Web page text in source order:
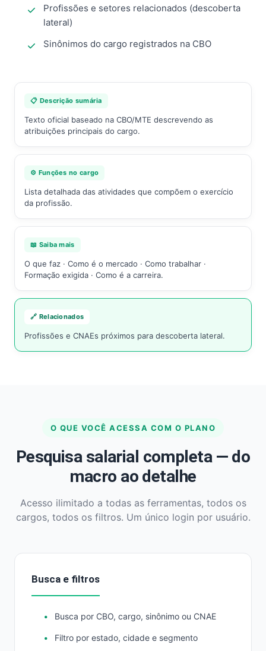
Profissões e setores relacionados (descoberta
lateral)
Sinônimos do cargo registrados na CBO
📋 Descrição sumária
Texto oficial baseado na CBO/MTE descrevendo as
atribuições principais do cargo.
⚙️ Funções no cargo
Lista detalhada das atividades que compõem o exercício
da profissão.
📖 Saiba mais
O que faz · Como é o mercado · Como trabalhar ·
Formação exigida · Como é a carreira.
🔗 Relacionados
Profissões e CNAEs próximos para descoberta lateral.
O QUE VOCÊ ACESSA COM O PLANO
Pesquisa salarial completa — do
macro ao detalhe
Acesso ilimitado a todas as ferramentas, todos os
cargos, todos os filtros. Um único login por usuário.
Busca e filtros
Busca por CBO, cargo, sinônimo ou CNAE
Filtro por estado, cidade e segmento